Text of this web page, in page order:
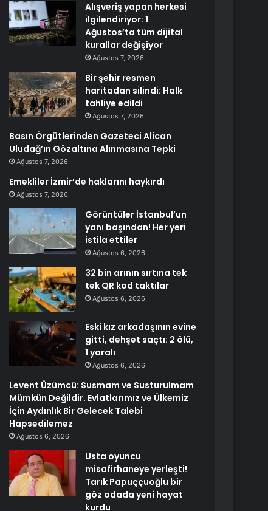
Alışveriş yapan herkesi
ilgilendiriyor: 1
Ağustos’ta tüm dijital
kurallar değişiyor
Ağustos 7, 2026
Bir şehir resmen
haritadan silindi: Halk
tahliye edildi
Ağustos 7, 2026
Basın Örgütlerinden Gazeteci Alican
Uludağ’ın Gözaltına Alınmasına Tepki
Ağustos 7, 2026
Emekliler İzmir’de haklarını haykırdı
Ağustos 7, 2026
Görüntüler İstanbul’un
yanı başından! Her yeri
istila ettiler
Ağustos 6, 2026
32 bin arının sırtına tek
tek QR kod taktılar
Ağustos 6, 2026
Eski kız arkadaşının evine
gitti, dehşet saçtı: 2 ölü,
1 yaralı
Ağustos 6, 2026
Levent Üzümcü: Susmam ve Susturulmam
Mümkün Değildir. Evlatlarımız ve Ülkemiz
İçin Aydınlık Bir Gelecek Talebi
Hapsedilemez
Ağustos 6, 2026
Usta oyuncu
misafirhaneye yerleşti!
Tarık Papuççuoğlu bir
göz odada yeni hayat
kurdu